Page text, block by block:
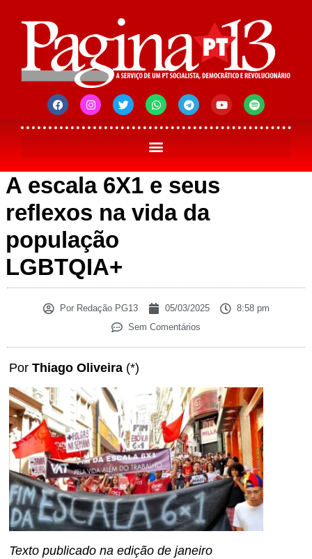
A escala 6X1 e seus
reflexos na vida da
população
LGBTQIA+
PorRedação PG13 05/03/2025
8:58 pm
Sem Comentários
Por Thiago Oliveira (*)
Texto publicado na edição de janeiro